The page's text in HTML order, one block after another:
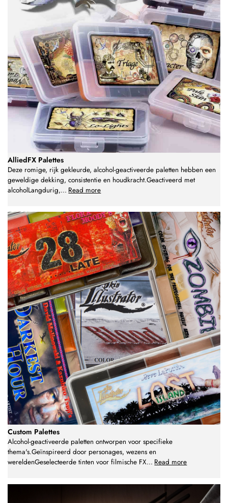
AlliedFX Palettes
Deze romige, rijk gekleurde, alcohol-geactiveerde paletten hebben een
geweldige dekking, consistentie en houdkracht.Geactiveerd met
alcoholLangdurig,... Read more
Custom Palettes
Alcohol-geactiveerde paletten ontworpen voor specifieke
thema's.Geïnspireerd door personages, wezens en
wereldenGeselecteerde tinten voor filmische FX... Read more